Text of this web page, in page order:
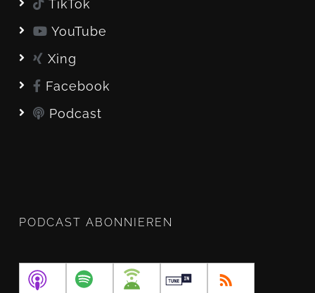
TikTok
YouTube
Xing
Facebook
Podcast
PODCAST ABONNIEREN